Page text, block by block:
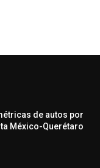
de autos por
México-Querétaro